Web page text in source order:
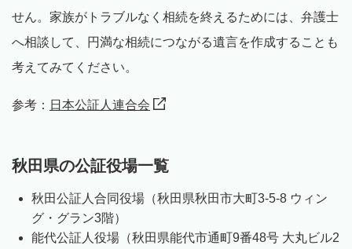
せん。家族がトラブルなく相続を終えるためには、弁護士
へ相談して、円満な相続につながる遺言を作成することも
考えてみてください。
参考： 日本公証人連合会
秋田県の公証役場一覧
秋田公証人合同役場（秋田県秋田市大町3-5-8 ウィン
グ・グラン3階）
能代公証人役場（秋田県能代市通町9番48号 大丸ビル2